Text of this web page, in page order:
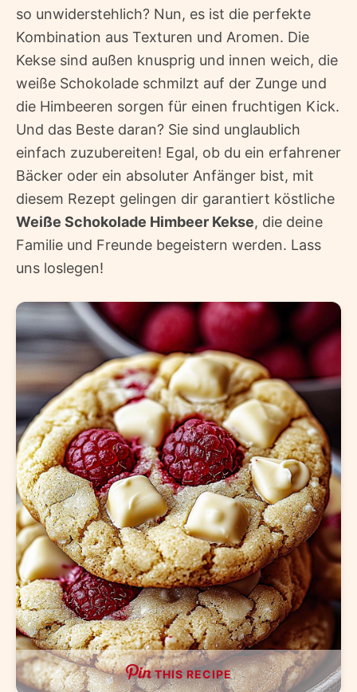
so unwiderstehlich? Nun, es ist die perfekte
Kombination aus Texturen und Aromen. Die
Kekse sind außen knusprig und innen weich, die
weiße Schokolade schmilzt auf der Zunge und
die Himbeeren sorgen für einen fruchtigen Kick.
Und das Beste daran? Sie sind unglaublich
einfach zuzubereiten! Egal, ob du ein erfahrener
Bäcker oder ein absoluter Anfänger bist, mit
diesem Rezept gelingen dir garantiert köstliche
Weiße Schokolade Himbeer Kekse, die deine
Familie und Freunde begeistern werden. Lass
uns loslegen!
THIS RECIPE